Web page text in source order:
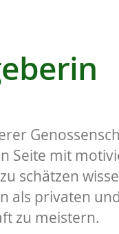
Seite mit
schätzen
als privaten
zu meistern.